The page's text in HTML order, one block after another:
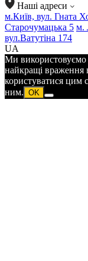
Наші адреси
м.Київ, вул. Гната
Старочумацька 5 м.
вул.Ватутіна 174
UA
Ми
найкращі враження
користуватися цим
ним. OK